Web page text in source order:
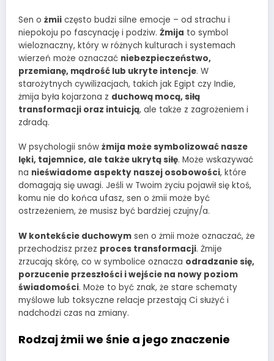
Sen o żmii często budzi silne emocje – od strachu i
niepokoju po fascynację i podziw. Żmija to symbol
wieloznaczny, który w różnych kulturach i systemach
wierzeń może oznaczać niebezpieczeństwo,
przemianę, mądrość lub ukryte intencje. W
starożytnych cywilizacjach, takich jak Egipt czy Indie,
żmija była kojarzona z duchową mocą, siłą
transformacji oraz intuicją, ale także z zagrożeniem i
zdradą.
W psychologii snów żmija może symbolizować nasze
lęki, tajemnice, ale także ukrytą siłę. Może wskazywać
na nieświadome aspekty naszej osobowości, które
domagają się uwagi. Jeśli w Twoim życiu pojawił się ktoś,
komu nie do końca ufasz, sen o żmii może być
ostrzeżeniem, że musisz być bardziej czujny/a.
W kontekście duchowym sen o żmii może oznaczać, że
przechodzisz przez proces transformacji. Żmije
zrzucają skórę, co w symbolice oznacza odradzanie się,
porzucenie przeszłości i wejście na nowy poziom
świadomości. Może to być znak, że stare schematy
myślowe lub toksyczne relacje przestają Ci służyć i
nadchodzi czas na zmiany.
Rodzaj żmii we śnie a jego znaczenie